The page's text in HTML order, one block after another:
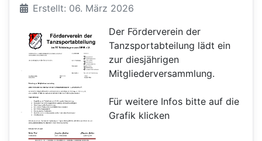
DetailsErstellt: 06. März 2026
Der Förderverein der
Tanzsportabteilung lädt ein
zur diesjährigen
Mitgliederversammlung.
Für weitere Infos bitte auf die
Grafik klicken